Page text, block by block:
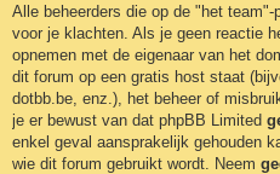
Alle beheerders die op de "het
voor je klachten. Als je geen reactie
opnemen met de eigenaar van het
dit forum op een gratis host staat
dotbb.be, enz.), het beheer of
je er bewust van dat phpBB Limited
enkel geval aansprakelijk gehouden
wie dit forum gebruikt wordt. Neem